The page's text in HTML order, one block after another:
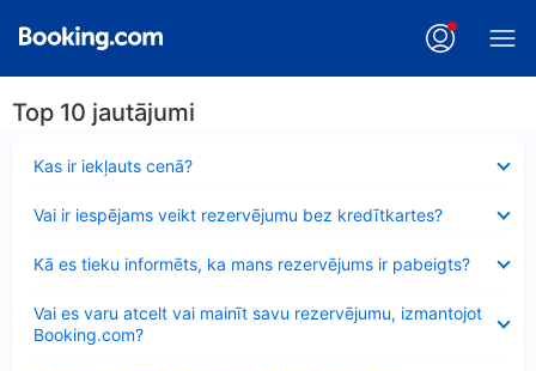
Top 10 jautājumi
Kas ir iekļauts cenā?
Vai ir iespējams veikt rezervējumu bez kredītkartes?
Kā es tieku informēts, ka mans rezervējums ir pabeigts?
Vai es varu atcelt vai mainīt savu rezervējumu, izmantojot
Booking.com?